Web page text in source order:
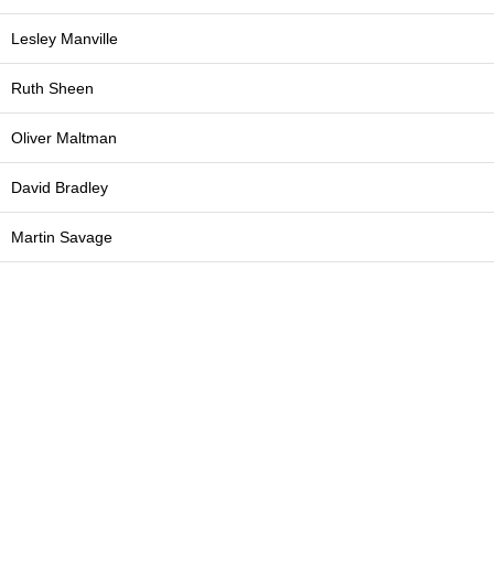
Lesley Manville
Ruth Sheen
Oliver Maltman
David Bradley
Martin Savage